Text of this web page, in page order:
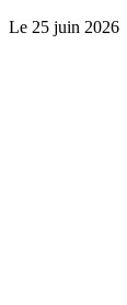
Le 25 juin 2026